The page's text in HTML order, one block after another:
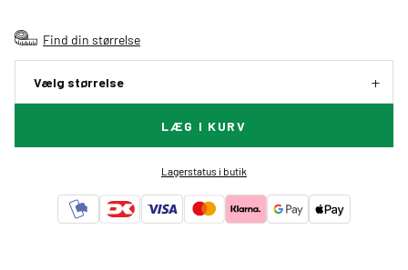
Find din størrelse
Vælg størrelse
LÆG I KURV
Lagerstatus i butik